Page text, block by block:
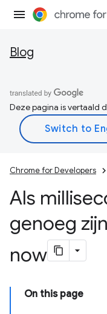
Blog
Deze pagina is vertaald
Chrome for Developers
Als
genoeg
now
On this page